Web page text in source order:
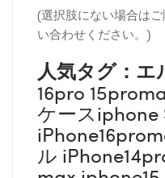
(選択肢にない場合は
い合わせください。)
人気タグ：エ
16pro
ケースiphone
ル